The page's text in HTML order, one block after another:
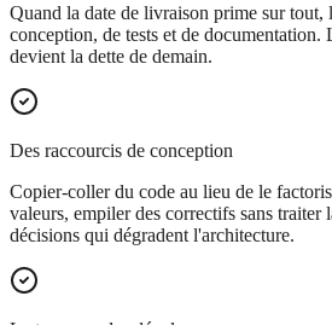
Quand la date de livraison prime sur tout,
conception, de tests et de
devient la dette de demain.
Des raccourcis de conception
Copier-coller du code au lieu de le
valeurs, empiler des correctifs sans traiter
décisions qui dégradent l'architecture.